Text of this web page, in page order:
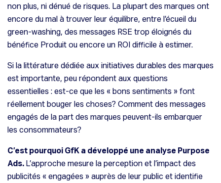
non plus, ni dénué de risques. La plupart des marques ont
encore du mal à trouver leur équilibre, entre l’écueil du
green-washing, des messages RSE trop éloignés du
bénéfice Produit ou encore un ROI difficile à estimer.
Si la littérature dédiée aux initiatives durables des marques
est importante, peu répondent aux questions
essentielles : est-ce que les « bons sentiments » font
réellement bouger les choses? Comment des messages
engagés de la part des marques peuvent-ils embarquer
les consommateurs?
C’est pourquoi GfK a développé une analyse Purpose
Ads.L’approche mesure la perception et l’impact des
publicités « engagées » auprès de leur public et identifie